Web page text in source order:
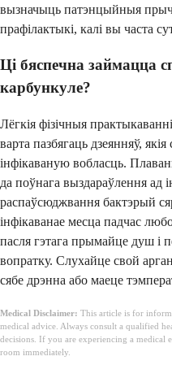
вызначыць патэнцыйныя
прафілактыкі, калі вы часта
Ці бяспечна займацца
карбункуле?
Лёгкія фізічныя
варта пазбягаць дзеянняў,
інфікаваную вобласць.
да поўнага выздараўлення ад
распаўсюджвання бактэрый
інфікаванае месца падчас
пасля гэтага прымайце душ і
вопратку. Слухайце свой
сябе дрэнна або маеце
Medical Disclaimer: This article is for
medical advice. Always consult a qualified
decisions. If you are experiencing a medical
room immediately.